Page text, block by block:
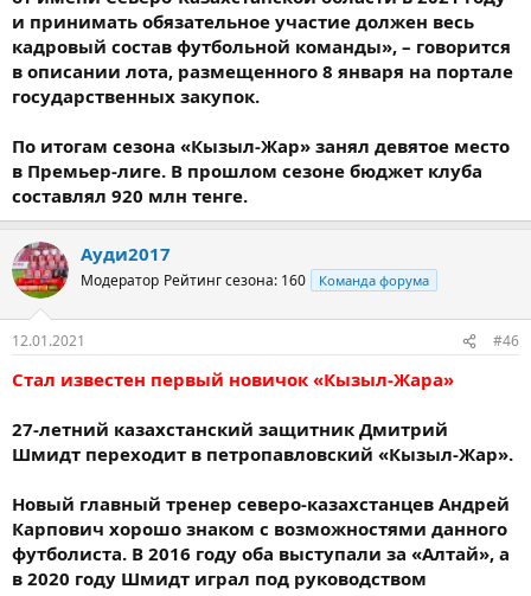
и принимать обязательное участие должен весь
кадровый состав футбольной команды», – говорится
в описании лота, размещенного 8 января на портале
государственных закупок.
По итогам сезона «Кызыл-Жар» занял девятое место
в Премьер-лиге. В прошлом сезоне бюджет клуба
составлял 920 млн тенге.
Ауди2017
Модератор Рейтинг сезона: 160 Команда форума
12.01.2021 #46
Стал известен первый новичок «Кызыл-Жара»
27-летний казахстанский защитник Дмитрий
Шмидт переходит в петропавловский «Кызыл-Жар».
Новый главный тренер северо-казахстанцев Андрей
Карпович хорошо знаком с возможностями данного
футболиста. В 2016 году оба выступали за «Алтай», а
в 2020 году Шмидт играл под руководством